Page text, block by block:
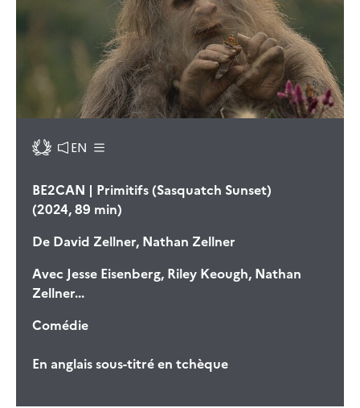
EN
BE2CAN | Primitifs (Sasquatch Sunset)
(2024, 89 min)
De David Zellner, Nathan Zellner
Avec Jesse Eisenberg, Riley Keough, Nathan
Zellner...
Comédie
En anglais sous-titré en tchèque